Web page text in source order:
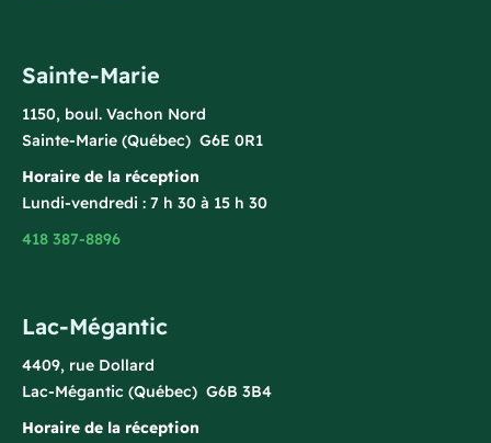
Sainte-Marie
1150, boul. Vachon Nord
Sainte-Marie (Québec) G6E 0R1
Horaire de la réception
Lundi-vendredi : 7 h 30 à 15 h 30
418 387-8896
Lac-Mégantic
4409, rue Dollard
Lac-Mégantic (Québec) G6B 3B4
Horaire de la réception